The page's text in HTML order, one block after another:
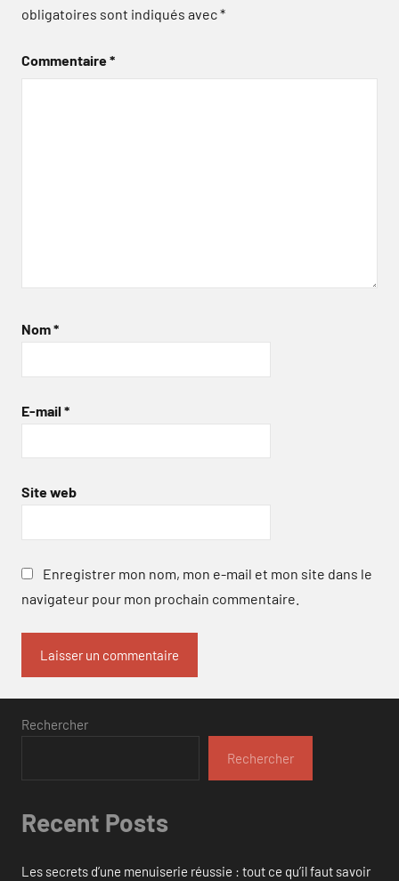
obligatoires sont indiqués avec*
Commentaire*
Nom*
E-mail *
Site web
Enregistrer mon nom, mon e-mail et mon site dans le
navigateur pour mon prochain commentaire.
Rechercher
Rechercher
Recent Posts
Les secrets d’une menuiserie réussie : tout ce qu’il faut savoir